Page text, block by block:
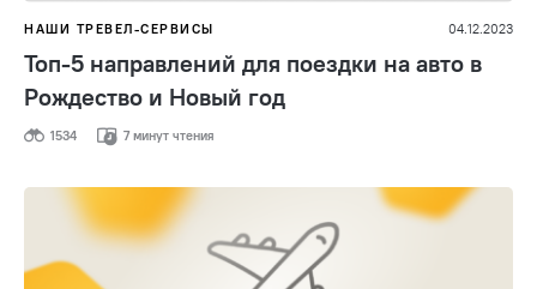
НАШИ ТРЕВЕЛ-СЕРВИСЫ 04.12.2023
Топ-5 направлений для поездки на авто в
Рождество и Новый год
1534 7 минут чтения